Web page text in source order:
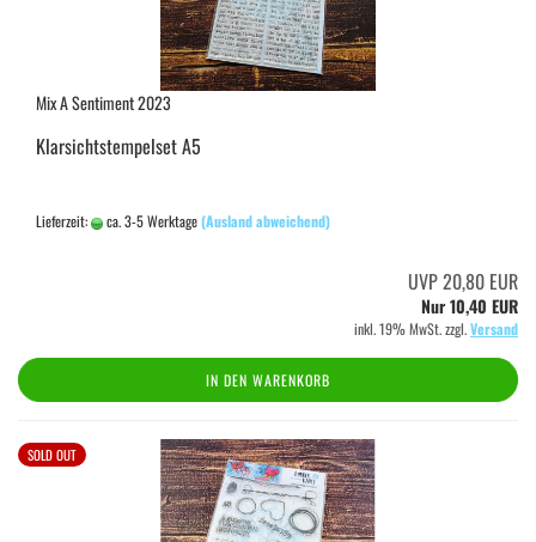
Mix A Sentiment 2023
Klarsichtstempelset A5
Lieferzeit: ca. 3-5 Werktage(Ausland abweichend)
UVP 20,80 EUR
Nur 10,40 EUR
inkl. 19% MwSt. zzgl.Versand
IN DEN WARENKORB
SOLD OUT